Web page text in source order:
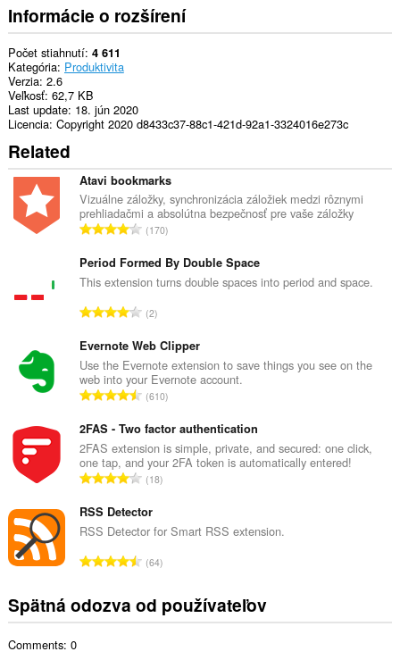
Informácie o rozšírení
Počet stiahnutí 4 611
Kategória Produktivita
Verzia 2.6
Veľkosť 62,7 KB
Last update 18. jún 2020
Licencia Copyright 2020 d8433c37-88c1-421d-92a1-3324016e273c
Related
Atavi bookmarks
Vizuálne záložky, synchronizácia záložiek medzi rôznymi
prehliadačmi a absolútna bezpečnosť pre vaše záložky
C
l
k
v
p
o
č
e
t
h
o
d
o
t
n
:
170
Period Formed By Double Space
This extension turns double spaces into period and space.
C
l
k
o
v
p
o
č
e
t
h
d
o
t
2
Evernote Web Clipper
Use the Evernote extension to save things you see on the
web into your Evernote account.
C
l
k
o
v
p
o
č
e
h
o
610
2FAS - Two factor authentication
2FAS extension is simple, private, and secured: one click,
one tap, and your 2FA token is automatically entered!
C
l
k
v
p
o
18
RSS Detector
RSS Detector for Smart RSS extension.
C
k
64
Spätná odozva od používateľov
Comments: 0